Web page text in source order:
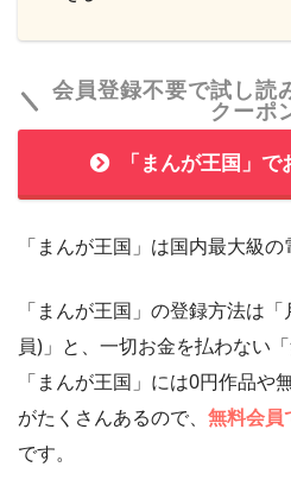
会員登録不要で試し読
クーポ
「まんが王国」
「まんが王国」は国内最大級の
「まんが王国」の登録方法は
員)」と、一切お金を払わない
「まんが王国」には0円作品や
がたくさんあるので、 無料会員
です。